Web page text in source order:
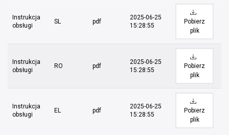
Instrukcja
obsługi
SL pdf
2025-06-25
15:28:55
Pobierz
plik
Instrukcja
obsługi
RO pdf
2025-06-25
15:28:55
Pobierz
plik
Instrukcja
obsługi
EL pdf
2025-06-25
15:28:55
Pobierz
plik